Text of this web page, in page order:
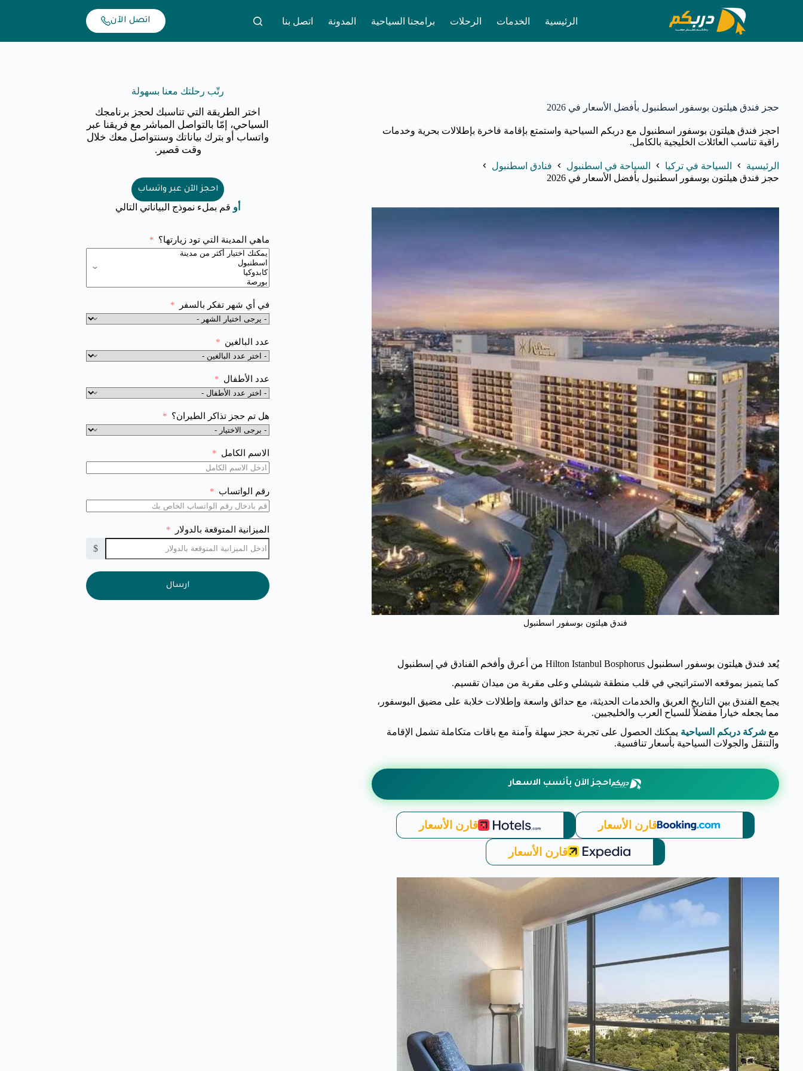
الرئيسية الخدمات الرحلات برامجنا السياحية المدونة اتصل بنا اتصل الآن
حجز فندق هيلتون بوسفور اسطنبول بأفضل الأسعار في 2026
احجز فندق هيلتون بوسفور اسطنبول مع دربكم السياحية واستمتع بإقامة فاخرة بإطلالات بحرية وخدمات
راقية تناسب العائلات الخليجية بالكامل.
الرئيسية السياحة في تركيا السياحة في اسطنبول
فنادق اسطنبول
حجز فندق هيلتون بوسفور اسطنبول بأفضل الأسعار في 2026
فندق هيلتون بوسفور اسطنبول
يُعد فندق هيلتون بوسفور اسطنبول Hilton Istanbul Bosphorus من أعرق وأفخم الفنادق في إسطنبول
كما يتميز بموقعه الاستراتيجي في قلب منطقة شيشلي وعلى مقربة من ميدان تقسيم.
يجمع الفندق بين التاريخ العريق والخدمات الحديثة، مع حدائق واسعة وإطلالات خلابة على مضيق البوسفور،
مما يجعله خياراً مفضلاً للسياح العرب والخليجيين.
مع شركة دربكم السياحية يمكنك الحصول على تجربة حجز سهلة وآمنة مع باقات متكاملة تشمل الإقامة
والتنقل والجولات السياحية بأسعار تنافسية.
احجز الآن بأنسب الاسعار
قارن الأسعار قارن الأسعار
قارن الأسعار
رتّب رحلتك معنا بسهولة
اختر الطريقة التي تناسبك لحجز برنامجك
السياحي، إمّا بالتواصل المباشر مع فريقنا عبر
واتساب أو بترك بياناتك وسنتواصل معك خلال
وقت قصير.
احجز الآن عبر واتساب
أو قم بملء نموذج البياناتي التالي
ماهي المدينة التي تود زيارتها؟
في أي شهر تفكر بالسفر
عدد البالغين
عدد الأطفال
هل تم حجز تذاكر الطيران؟
الاسم الكامل
رقم الواتساب
الميزانية المتوقعة بالدولار
$
ارسال